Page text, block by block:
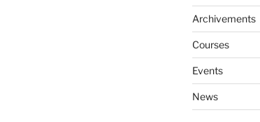
Archivements
Courses
Events
News